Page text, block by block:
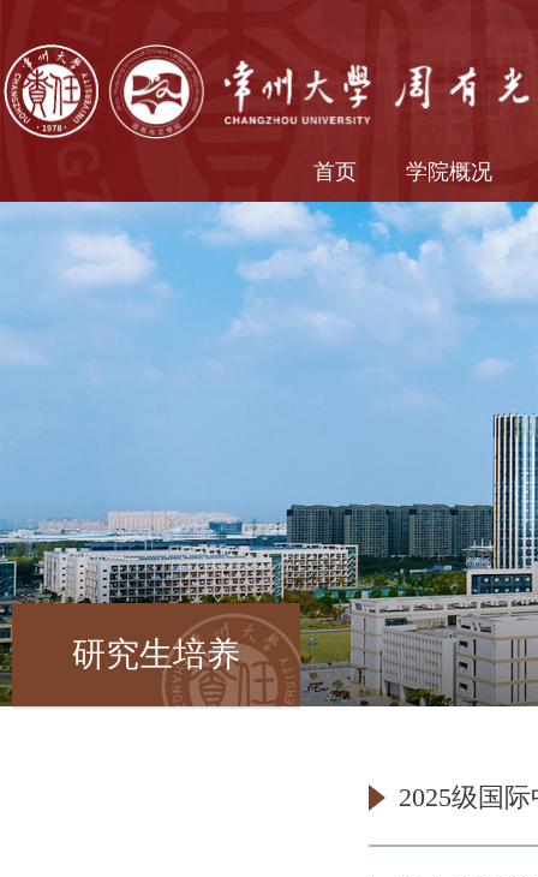
首页 学院概况
研究生培养
2025级国